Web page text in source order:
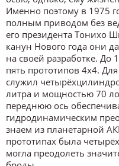
Именно поэтому в 1975
полным приводом без
его президента Тонихо
канун Нового года они
на своей разработке. До
пять прототипов 4х4.
служил
литра и мощностью 70
переднюю ось
гидродинамическим
знаем из планетарной
прототипах была
могла преодолеть